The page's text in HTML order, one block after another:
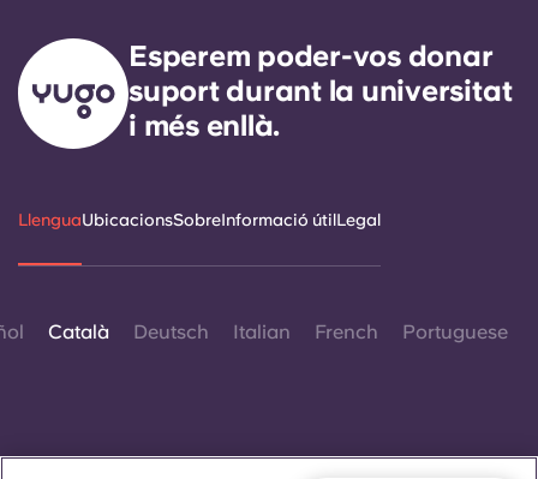
Esperem poder-vos donar
suport durant la universitat
i més enllà.
LlenguaUbicacionsSobreInformació útilLegal
Català Deutsch Italian French Portuguese